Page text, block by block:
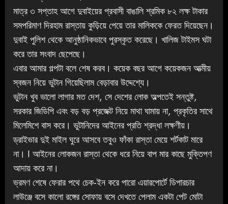
মাত্র ৩ সপ্তাহ আগে দুবাইয়ের প্রবাসী বাঙালি শ্রমিক ৮২ লক্ষ টাকার
সমপরিমাণ দিরহাম রাস্তায় কুড়িয়ে পেয়ে তার মালিককে ফেরত দিয়েছেন।
দুবাই পুলিশ থেকে আনুষ্ঠানিকভাবে পুরস্কৃত করেছে। খালিজ টাইমস ঘটা
করে তার সংবাদ ছেপেছে।
এবার আমার গল্পটা বলে শেষ করব। কয়েক বছর আগে কয়েকজন আত্মীয়
স্বজন নিয়ে ভুটান গিয়েছিলাম বেড়াবার উদ্দেশ্যে।
ভুটান খুব ভালো লাগার মত দেশ, সে দেশের লোক অল্পতেই সন্তুষ্ট,
সরকার জিডিপি এবং বড় বড় প্রজেক্ট নিয়ে মাথা ঘামায় না, প্রকৃতির সাথে
মিলেমিশে বাস করে। ভুটানিদের আইনের প্রতি শ্রদ্ধা লক্ষণীয়।
ড্রাইভার দুই মাইল ঘুরে আসবে তবুও ফাঁকা রাস্তা মেয়ে শর্টকাট মারে
না। I আইনের লোকজন ‌রাস্তা থেকে ধরে নিয়ে বাপ মার কাছে মুক্তিপণ
আদায় করে না।
ভ্রমণ শেষে ফেরার পথে চেক-ইন করে পারো এয়ারপোর্টে ডিপারচার
লাউঞ্জে বসে কালো রঙ্গের সোফায় বসে দেখতে পেলাম একটা পেট মোটা